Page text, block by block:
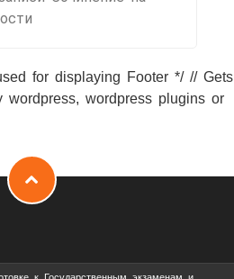
for displaying Footer */ // Gets
wordpress plugins or